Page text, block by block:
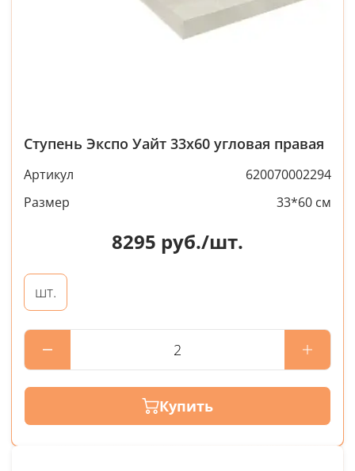
Ступень Экспо Уайт 33x60 угловая правая
Артикул
620070002294
Размер
33*60 см
8295 руб./шт.
шт.
Купить